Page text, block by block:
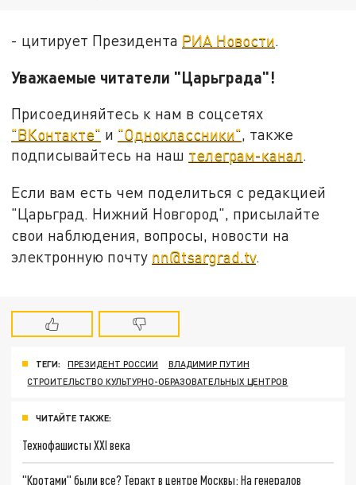
- цитирует Президента РИА Новости.
Уважаемые читатели "Царьграда"!
Присоединяйтесь к нам в соцсетях
"ВКонтакте" и "Одноклассники", также
подписывайтесь на наш телеграм-канал.
Если вам есть чем поделиться с редакцией
"Царьград. Нижний Новгород", присылайте
свои наблюдения, вопросы, новости на
электронную почту nn@tsargrad.tv.
ТЕГИ: ПРЕЗИДЕНТ РОССИИ
ВЛАДИМИР ПУТИН
СТРОИТЕЛЬСТВО КУЛЬТУРНО-ОБРАЗОВАТЕЛЬНЫХ ЦЕНТРОВ
ЧИТАЙТЕ ТАКЖЕ:
Технофашисты XXI века
"Кротами" были все? Теракт в центре Москвы: На генералов